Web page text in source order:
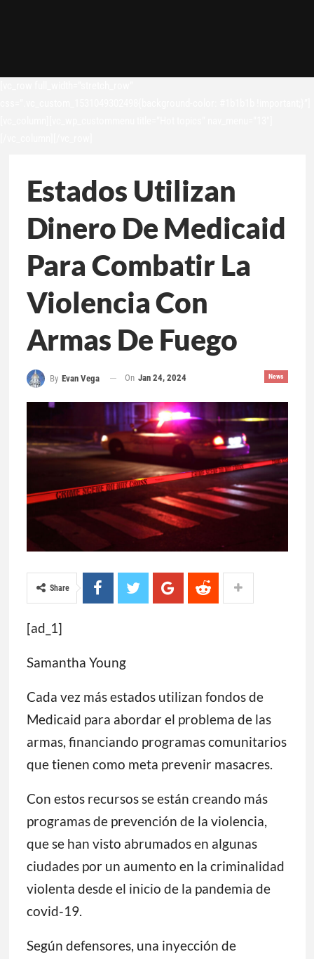
Estados Utilizan
Dinero De Medicaid
Para Combatir La
Violencia Con
Armas De Fuego
News
By Evan Vega On Jan 24, 2024
Share
[ad_1]
Samantha Young
Cada vez más estados utilizan fondos de
Medicaid para abordar el problema de las
armas, financiando programas comunitarios
que tienen como meta prevenir masacres.
Con estos recursos se están creando más
programas de prevención de la violencia,
que se han visto abrumados en algunas
ciudades por un aumento en la criminalidad
violenta desde el inicio de la pandemia de
covid-19.
Según defensores, una inyección de